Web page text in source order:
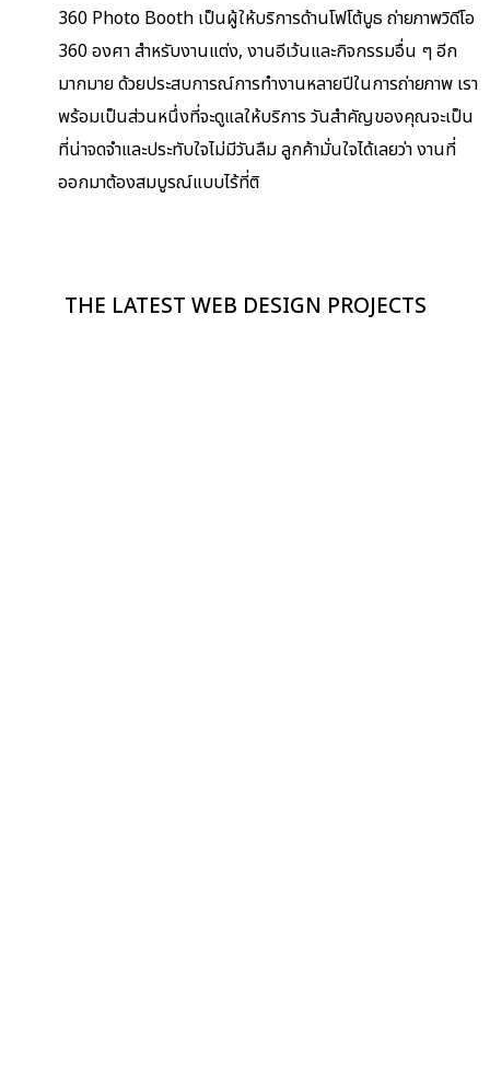
360 Photo Booth เป็นผู้ให้บริการด้านโฟโต้บูธ ถ่ายภาพวิดีโอ
360 องศา สำหรับงานแต่ง, งานอีเว้นและกิจกรรมอื่น ๆ อีก
มากมาย ด้วยประสบการณ์การทำงานหลายปีในการถ่ายภาพ เรา
พร้อมเป็นส่วนหนึ่งที่จะดูแลให้บริการ วันสำคัญของคุณจะเป็น
ที่น่าจดจำและประทับใจไม่มีวันลืม ลูกค้ามั่นใจได้เลยว่า งานที่
ออกมาต้องสมบูรณ์แบบไร้ที่ติ
THE LATEST WEB DESIGN PROJECTS